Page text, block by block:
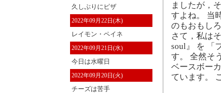
久しぶりにピザ
2022年09月22日(木)
レイモン・ペイネ
2022年09月21日(水)
今日は水曜日
2022年09月20日(火)
チーズは苦手
ましたが，
すよね。 当
のもおもし
さて，私は
soul』 を 「
す。 全然そ
ベースボー
ています。